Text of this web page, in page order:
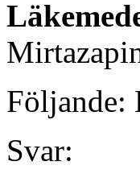
Följande:
Svar: